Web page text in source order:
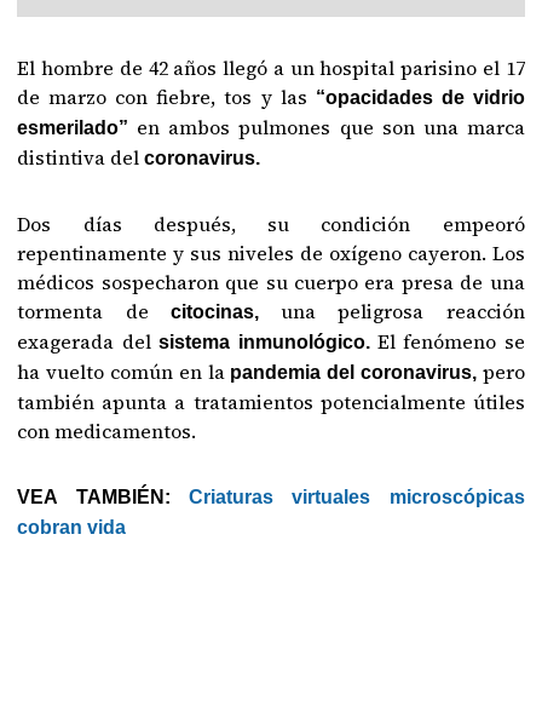
El hombre de 42 años llegó a un hospital parisino el 17
de marzo con fiebre, tos y las “opacidades de vidrio
esmerilado” en ambos pulmones que son una marca
distintiva delcoronavirus.
Dos días después, su condición empeoró
repentinamente y sus niveles de oxígeno cayeron. Los
médicos sospecharon que su cuerpo era presa de una
tormenta de citocinas,una peligrosa reacción
exagerada delsistema inmunológico. El fenómeno se
ha vuelto común en la pandemia del coronavirus, pero
también apunta a tratamientos potencialmente útiles
con medicamentos.
VEA TAMBIÉN:
Criaturas virtuales microscópicas
cobran vida